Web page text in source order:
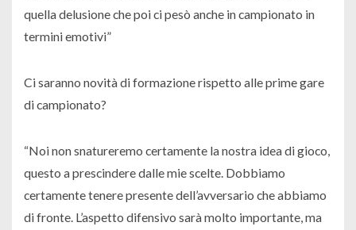
quella delusione che poi ci pesò anche in campionato in
termini emotivi”
Ci saranno novità di formazione rispetto alle prime gare
di campionato?
“Noi non snatureremo certamente la nostra idea di gioco,
questo a prescindere dalle mie scelte. Dobbiamo
certamente tenere presente dell’avversario che abbiamo
di fronte. L’aspetto difensivo sarà molto importante, ma